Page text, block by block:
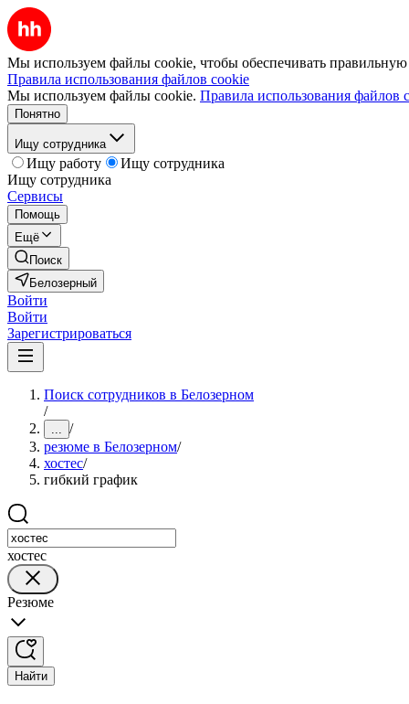
Мы используем файлы cookie, чтобы обеспечивать правильную
Правила использования файлов cookie
Мы используем файлы cookie. Правила использования файлов
Понятно
Ищу сотрудника
Ищу работу
Ищу сотрудника
Ищу сотрудника
Сервисы
Помощь
Ещё
Поиск
Белозерный
Войти
Войти
Зарегистрироваться
Поиск сотрудников в Белозерном
/
... /
резюме в Белозерном/
хостес/
гибкий график
хостес
Резюме
Найти